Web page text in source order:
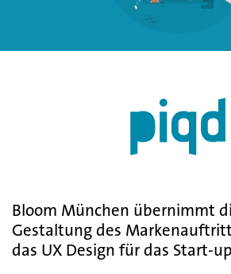
Bloom München übernimmt
Gestaltung des
das UX Design für das Start-